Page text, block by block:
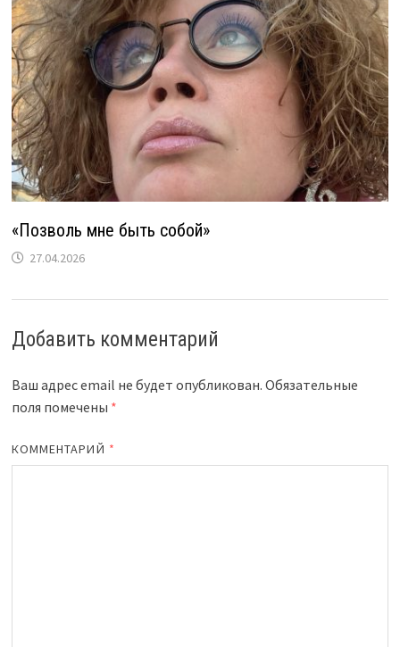
«Позволь мне быть собой»
27.04.2026
Добавить комментарий
Ваш адрес email не будет опубликован. Обязательные
поля помечены *
КОММЕНТАРИЙ *